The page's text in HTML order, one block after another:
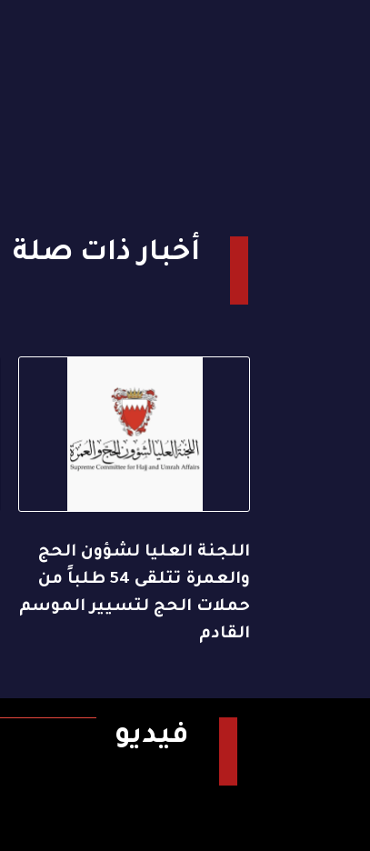
أخبار ذات صلة
اللجنة العليا لشؤون الحج
والعمرة تتلقى 54 طلباً من
حملات الحج لتسيير الموسم
القادم
فيديو